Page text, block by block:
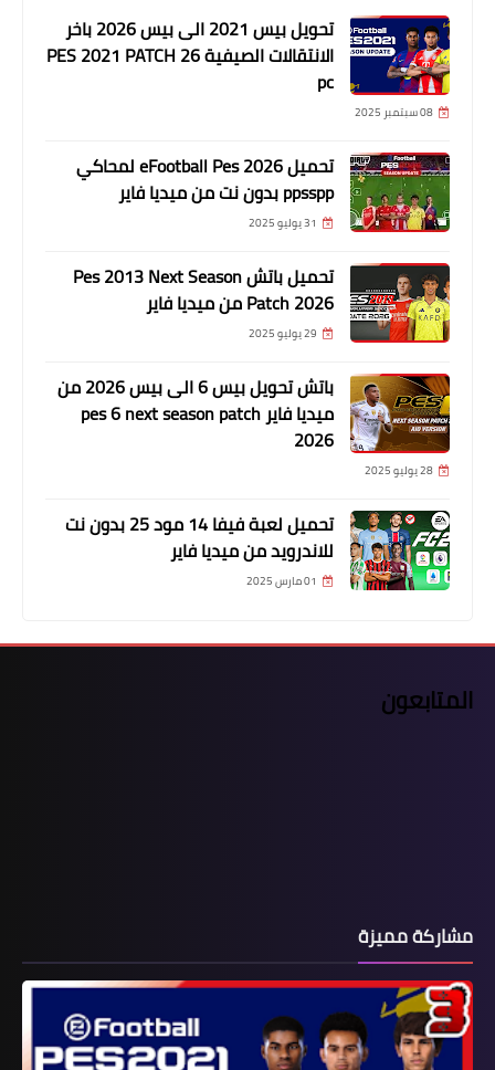
تحويل بيس 2021 الى بيس 2026 باخر
الانتقالات الصيفية PES 2021 PATCH 26
pc
08 سبتمبر 2025
تحميل eFootball Pes 2026 لمحاكي
ppsspp بدون نت من ميديا فاير
31 يوليو 2025
تحميل باتش Pes 2013 Next Season
Patch 2026 من ميديا فاير
29 يوليو 2025
باتش تحويل بيس 6 الى بيس 2026 من
ميديا فاير pes 6 next season patch
2026
28 يوليو 2025
تحميل لعبة فيفا 14 مود 25 بدون نت
للاندرويد من ميديا فاير
01 مارس 2025
المتابعون
مشاركة مميزة